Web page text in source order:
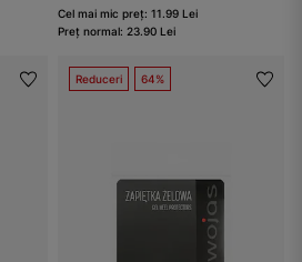
Cel mai mic preț: 11.99 Lei
Preț normal: 23.90 Lei
Reduceri 64%